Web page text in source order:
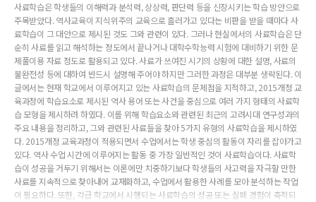
사료학습은 학생들의 이해력과 분석력, 상상력, 판단력 등을 신장시키는 학습 방안으로
주목받았다. 역사교육이 지식위주의 교육으로 흘러가고 있다는 비판을 받을 때마다 사
료학습이 그 대안으로 제시된 것도 그와 관련이 있다. 그러나 현실에서의 사료학습은 단
순히 사료를 읽고 해석하는 정도에서 끝나거나 대학수학능력 시험에 대비하기 위한 문
제풀이용 자료 정도로 활용되고 있다. 사료가 쓰여진 시기의 상황에 대한 설명, 사료의
불완전성 등에 대하여 반드시 설명해 주어야 하지만 그러한 과정은 대부분 생략된다. 이
글에서는 현재 학교에서 이루어지고 있는 사료학습의 문제점을 지적하고, 2015개정 교
육과정에 학습요소로 제시된 역사 용어 또는 사건을 중심으로 여러 가지 형태의 사료학
습 모형을 제시하려 하였다. 이를 위해 학습요소와 관련된 최근의 고려시대 연구성과의
주요 내용을 정리하고, 그와 관련된 사료들을 찾아 5가지 유형의 사료학습을 제시하였
다. 2015개정 교육과정이 적용되면서 수업에서는 학생 중심의 활동이 자리를 잡아가고
있다. 역사 수업 시간에 이루어지는 활동 중 가장 일반적인 것이 사료학습이다. 사료학
습이 성공을 거두기 위해서는 이론에만 치중하기보다 학생들의 사고력을 자극할 만한
사료를 지속적으로 찾아내어 교재화하고, 수업에서 활용한 사례를 모아 분석하는 작업
이 필요하다. 또한, 각급 학교에서 시행되는 사료학습의 성공 또는 실패 경험이 축적되